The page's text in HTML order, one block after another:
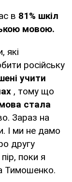
в 81% шкіл
мовою.
які
російську
учити
, тому що
стала
Зараз на
І ми не дамо
другу
поки я
Тимошенко.